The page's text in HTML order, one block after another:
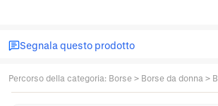
Segnala questo prodotto
Percorso della categoria: Borse > Borse da donna >